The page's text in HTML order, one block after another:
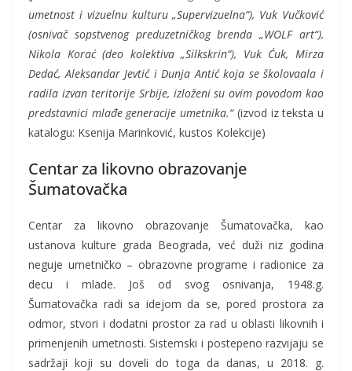
umetnost i vizuelnu kulturu „Supervizuelna“), Vuk Vučković
(osnivač sopstvenog preduzetničkog brenda „WOLF art“),
Nikola Korać (deo kolektiva „Silkskrin“), Vuk Ćuk, Mirza
Dedać, Aleksandar Jevtić i Dunja Antić koja se školovaala i
radila izvan teritorije Srbije, izloženi su ovim povodom kao
predstavnici mlađe generacije umetnika.“(izvod iz teksta u
katalogu: Ksenija Marinković, kustos Kolekcije)
Centar za likovno obrazovanje
Šumatovačka
Centar za likovno obrazovanje Šumatovačka, kao
ustanova kulture grada Beograda, već duži niz godina
neguje umetničko – obrazovne programe i radionice za
decu i mlade. Još od svog osnivanja, 1948.g.
Šumatovačka radi sa idejom da se, pored prostora za
odmor, stvori i dodatni prostor za rad u oblasti likovnih i
primenjenih umetnosti. Sistemski i postepeno razvijaju se
sadržaji koji su doveli do toga da danas, u 2018. g.